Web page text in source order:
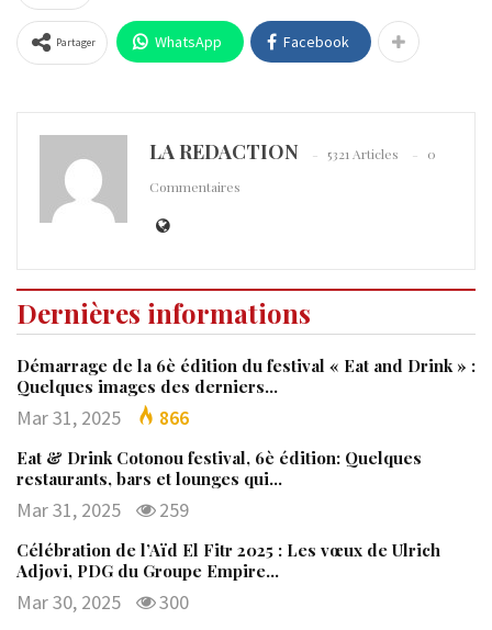
Partager WhatsApp Facebook
LA REDACTION 5321 Articles
0
Commentaires
Dernières informations
Démarrage de la 6è édition du festival « Eat and Drink » :
Quelques images des derniers…
Mar 31, 2025 866
Eat & Drink Cotonou festival, 6è édition: Quelques
restaurants, bars et lounges qui…
Mar 31, 2025 259
Célébration de l’Aïd El Fitr 2025 : Les vœux de Ulrich
Adjovi, PDG du Groupe Empire…
Mar 30, 2025 300